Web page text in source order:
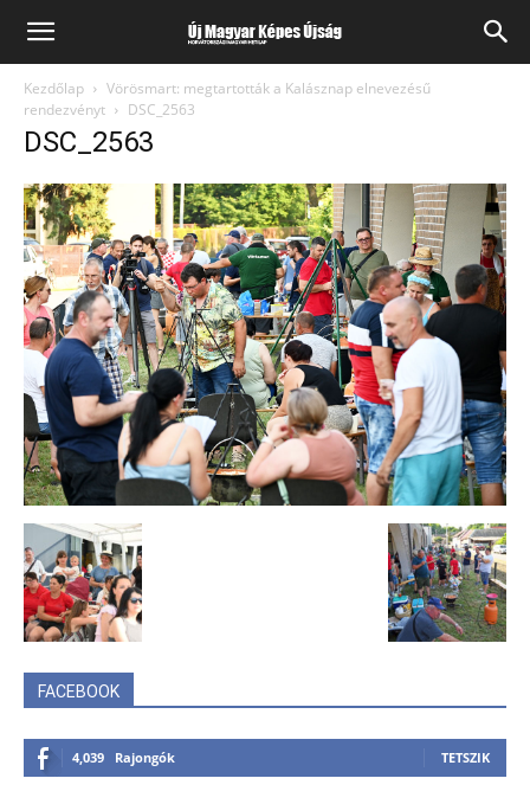
Kezdőlap
Vörösmart: megtartották a Kalásznap elnevezésű
rendezvényt
DSC_2563
DSC_2563
FACEBOOK
4,039 Rajongók TETSZIK